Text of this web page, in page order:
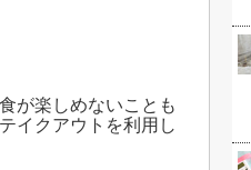
が楽しめないことも
イクアウトを利用し